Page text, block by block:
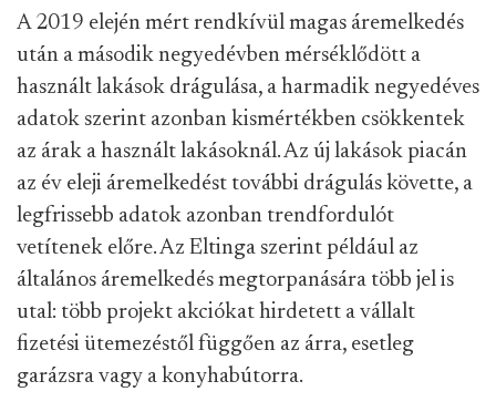
A 2019 elején mért rendkívül magas áremelkedés
után a második negyedévben mérséklődött a
használt lakások drágulása, a harmadik negyedéves
adatok szerint azonban kismértékben csökkentek
az árak a használt lakásoknál. Az új lakások piacán
az év eleji áremelkedést további drágulás követte, a
legfrissebb adatok azonban trendfordulót
vetítenek előre. Az Eltinga szerint például az
általános áremelkedés megtorpanására több jel is
utal: több projekt akciókat hirdetett a vállalt
fizetési ütemezéstől függően az árra, esetleg
garázsra vagy a konyhabútorra.